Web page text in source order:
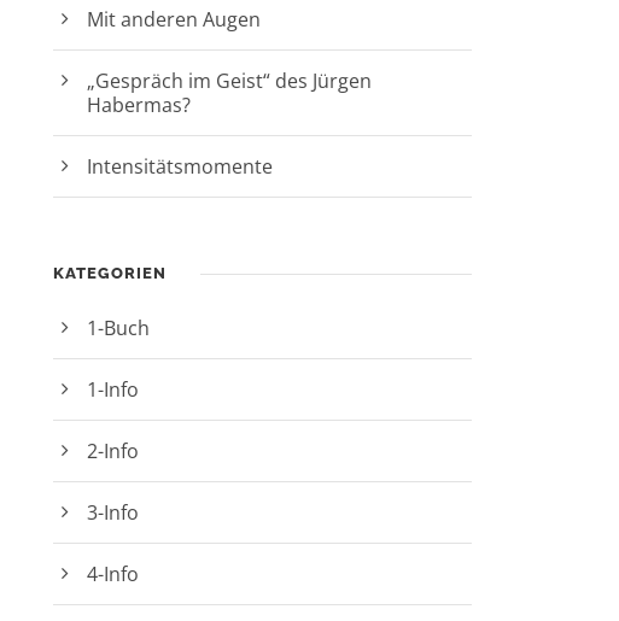
Mit anderen Augen
„Gespräch im Geist“ des Jürgen
Habermas?
Intensitätsmomente
KATEGORIEN
1-Buch
1-Info
2-Info
3-Info
4-Info